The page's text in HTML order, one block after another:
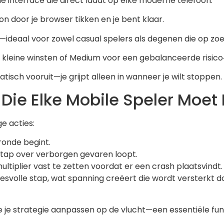
door je browser tikken en je bent klaar.
voor zowel casual spelers als degenen die op
winsten of Medium voor een gebalanceerde
vooruit—je grijpt alleen in wanneer je wilt stoppen.
Elke Mobile Speler Moet
acties:
begint.
over verborgen gevaren loopt.
vast te zetten voordat er een crash plaatsvindt.
stap, wat spanning creëert die wordt versterkt
je strategie aanpassen op de vlucht—een essentiële